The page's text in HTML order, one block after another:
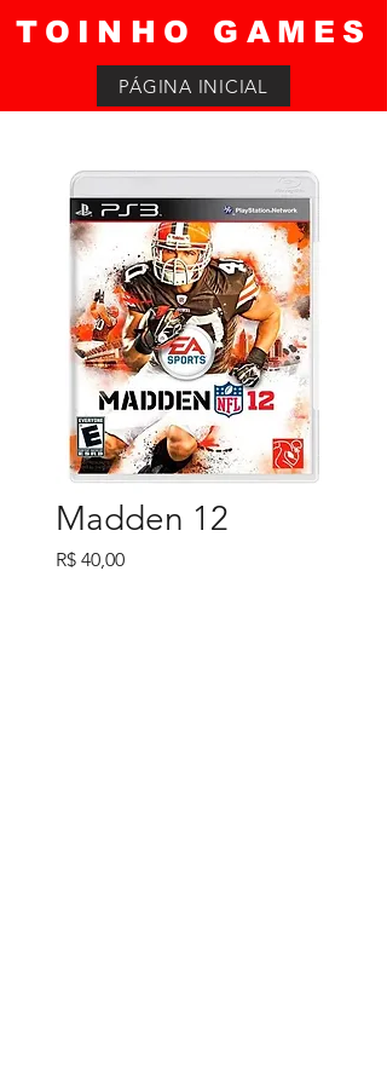
TOINHO GAMES
PÁGINA INICIAL
Madden 12
R$ 40,00Preço